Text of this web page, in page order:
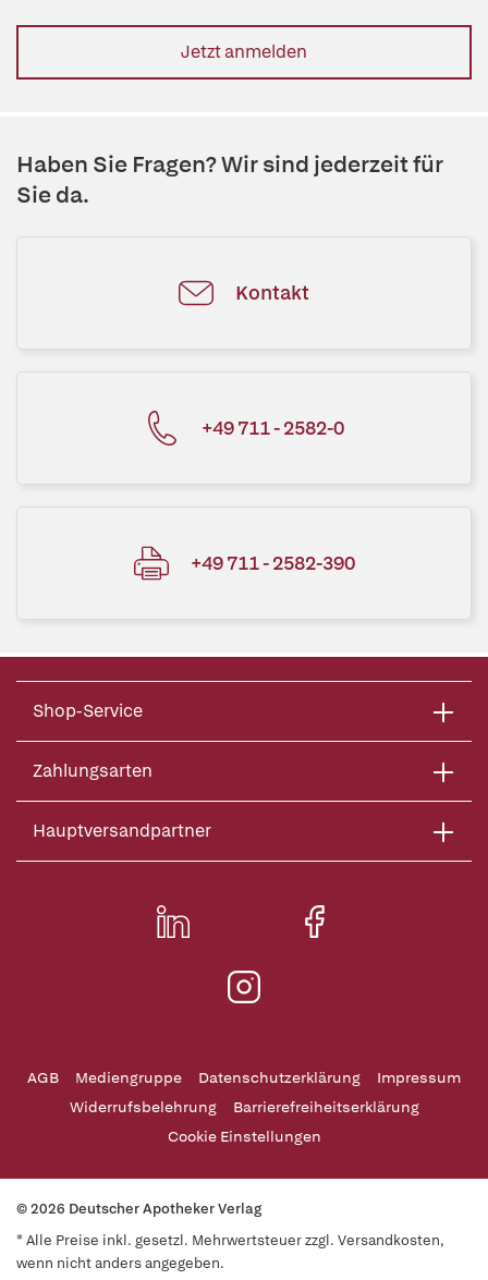
Jetzt anmelden
Haben Sie Fragen? Wir sind jederzeit für
Sie da.
Kontakt
+49 711 - 2582-0
+49 711 - 2582-390
Shop-Service
Zahlungsarten
Hauptversandpartner
AGB Mediengruppe Datenschutzerklärung
Impressum
Widerrufsbelehrung
Barrierefreiheitserklärung
Cookie Einstellungen
© 2026 Deutscher Apotheker Verlag
* Alle Preise inkl. gesetzl. Mehrwertsteuer zzgl. Versandkosten,
wenn nicht anders angegeben.